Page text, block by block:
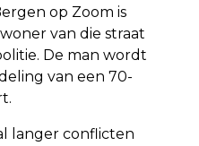
op Zoom is
van die straat
De man wordt
van een 70-
langer conflicten